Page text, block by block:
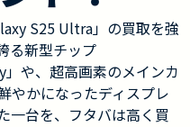
S25 Ultra」の買取を強
る新型チップ
や、超高画素のメインカ
やかになったディスプレ
一台を、フタバは高く買